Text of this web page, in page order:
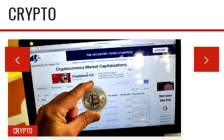
CRYPTO
 
CRYPTO